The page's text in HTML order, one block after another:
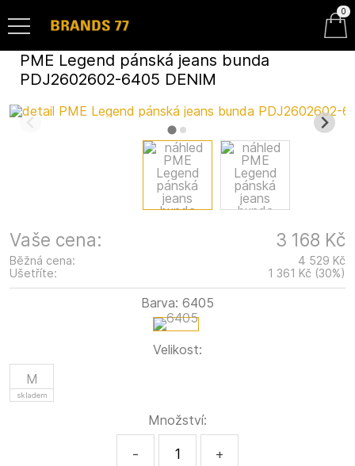
PME Legend pánská jeans bunda
PDJ2602602-6405 DENIM
Vaše cena: 3 168 Kč
Běžná cena:
4 529 Kč
Ušetříte:
1 361 Kč (30%)
Barva: 6405
Velikost:
M
skladem
Množství:
- +
0